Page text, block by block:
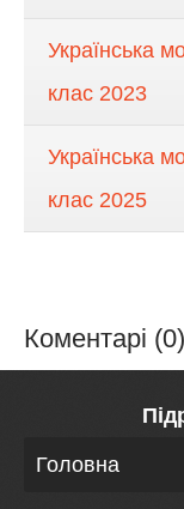
Українська
клас 2023
Українська
клас 2025
Коментарі (0)
Головна